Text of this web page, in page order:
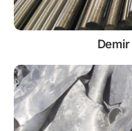
Demir